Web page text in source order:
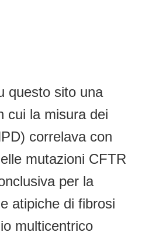
questo sito una
cui la misura dei
correlava con
mutazioni CFTR
per la
atipiche di fibrosi
multicentrico